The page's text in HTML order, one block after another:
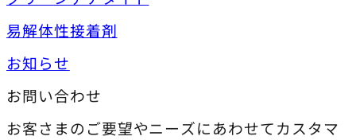
易解体性接着剤
お知らせ
お問い合わせ
お客さまのご要望やニーズにあわせてカスタマ